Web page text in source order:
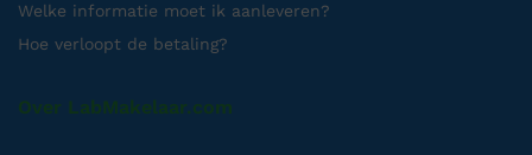
Welke informatie moet ik aanleveren?
Hoe verloopt de betaling?
Over LabMakelaar.com